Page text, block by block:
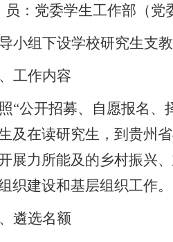
员：党委学生工作部（
小组下设学校研究生支
工作内容
“公开招募、自愿报名、
及在读研究生， 到贵州
开展力所能及的乡村振兴
织建设和基层组织工作。
遴选名额